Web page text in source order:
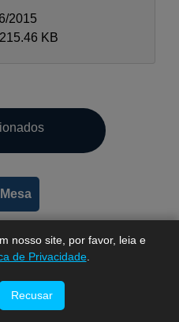
nosso site, por favor, leia e
de Privacidade.
Recusar
2015
KB